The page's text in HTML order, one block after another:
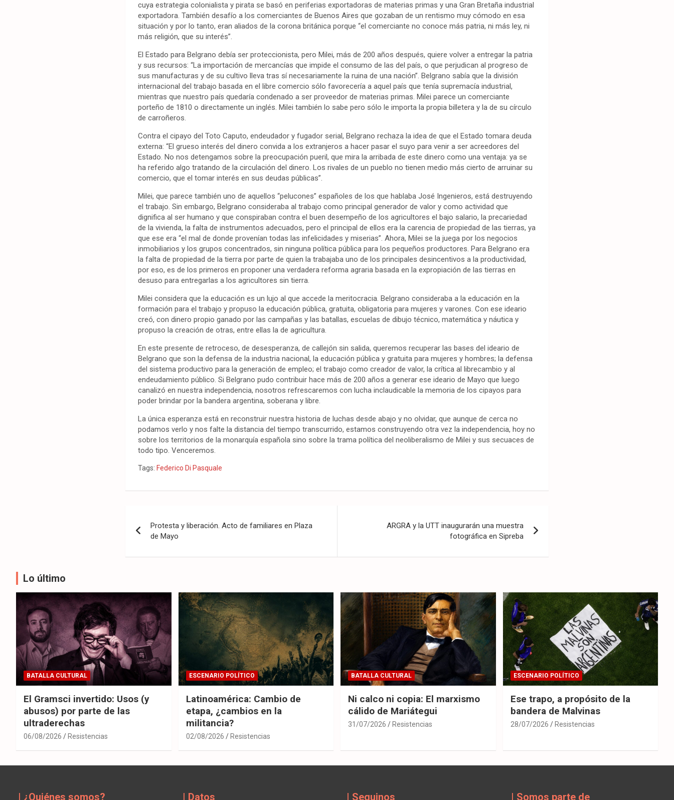
cuya estrategia colonialista y pirata se basó en periferias exportadoras de materias primas y una Gran Bretaña industrial
exportadora. También desafío a los comerciantes de Buenos Aires que gozaban de un rentismo muy cómodo en esa
situación y por lo tanto, eran aliados de la corona británica porque “el comerciante no conoce más patria, ni más ley, ni
más religión, que su interés”.
El Estado para Belgrano debía ser proteccionista, pero Milei, más de 200 años después, quiere volver a entregar la patria
y sus recursos: “La importación de mercancías que impide el consumo de las del país, o que perjudican al progreso de
sus manufacturas y de su cultivo lleva tras sí necesariamente la ruina de una nación”. Belgrano sabía que la división
internacional del trabajo basada en el libre comercio sólo favorecería a aquel país que tenía supremacía industrial,
mientras que nuestro país quedaría condenado a ser proveedor de materias primas. Milei parece un comerciante
porteño de 1810 o directamente un inglés. Milei también lo sabe pero sólo le importa la propia billetera y la de su círculo
de carroñeros.
Contra el cipayo del Toto Caputo, endeudador y fugador serial, Belgrano rechaza la idea de que el Estado tomara deuda
externa: “El grueso interés del dinero convida a los extranjeros a hacer pasar el suyo para venir a ser acreedores del
Estado. No nos detengamos sobre la preocupación pueril, que mira la arribada de este dinero como una ventaja: ya se
ha referido algo tratando de la circulación del dinero. Los rivales de un pueblo no tienen medio más cierto de arruinar su
comercio, que el tomar interés en sus deudas públicas”.
Milei, que parece también uno de aquellos “pelucones” españoles de los que hablaba José Ingenieros, está destruyendo
el trabajo. Sin embargo, Belgrano consideraba al trabajo como principal generador de valor y como actividad que
dignifica al ser humano y que conspiraban contra el buen desempeño de los agricultores el bajo salario, la precariedad
de la vivienda, la falta de instrumentos adecuados, pero el principal de ellos era la carencia de propiedad de las tierras, ya
que ese era “el mal de donde provenían todas las infelicidades y miserias”. Ahora, Milei se la juega por los negocios
inmobiliarios y los grupos concentrados, sin ninguna política pública para los pequeños productores. Para Belgrano era
la falta de propiedad de la tierra por parte de quien la trabajaba uno de los principales desincentivos a la productividad,
por eso, es de los primeros en proponer una verdadera reforma agraria basada en la expropiación de las tierras en
desuso para entregarlas a los agricultores sin tierra.
Milei considera que la educación es un lujo al que accede la meritocracia. Belgrano consideraba a la educación en la
formación para el trabajo y propuso la educación pública, gratuita, obligatoria para mujeres y varones. Con ese ideario
creó, con dinero propio ganado por las campañas y las batallas, escuelas de dibujo técnico, matemática y náutica y
propuso la creación de otras, entre ellas la de agricultura.
En este presente de retroceso, de desesperanza, de callejón sin salida, queremos recuperar las bases del ideario de
Belgrano que son la defensa de la industria nacional, la educación pública y gratuita para mujeres y hombres; la defensa
del sistema productivo para la generación de empleo; el trabajo como creador de valor, la crítica al librecambio y al
endeudamiento público. Si Belgrano pudo contribuir hace más de 200 años a generar ese ideario de Mayo que luego
canalizó en nuestra independencia, nosotros refrescaremos con lucha inclaudicable la memoria de los cipayos para
poder brindar por la bandera argentina, soberana y libre.
La única esperanza está en reconstruir nuestra historia de luchas desde abajo y no olvidar, que aunque de cerca no
podamos verlo y nos falte la distancia del tiempo transcurrido, estamos construyendo otra vez la independencia, hoy no
sobre los territorios de la monarquía española sino sobre la trama política del neoliberalismo de Milei y sus secuaces de
todo tipo. Venceremos.
Tags: Federico Di Pasquale
de
entradas
Protesta y liberación. Acto de familiares en Plaza
de Mayo
ARGRA y la UTT inaugurarán una muestra
fotográfica en Sipreba
Lo último
BATALLA CULTURAL
El Gramsci invertido: Usos (y
abusos) por parte de las
ultraderechas
06/08/2026 Resistencias
ESCENARIO POLÍTICO
Latinoamérica: Cambio de
etapa, ¿cambios en la
militancia?
02/08/2026 Resistencias
BATALLA CULTURAL
Ni calco ni copia: El marxismo
cálido de Mariátegui
31/07/2026 Resistencias
ESCENARIO POLÍTICO
Ese trapo, a propósito de la
bandera de Malvinas
28/07/2026 Resistencias
| ¿Quiénes somos? | Datos | Seguinos | Somos parte de